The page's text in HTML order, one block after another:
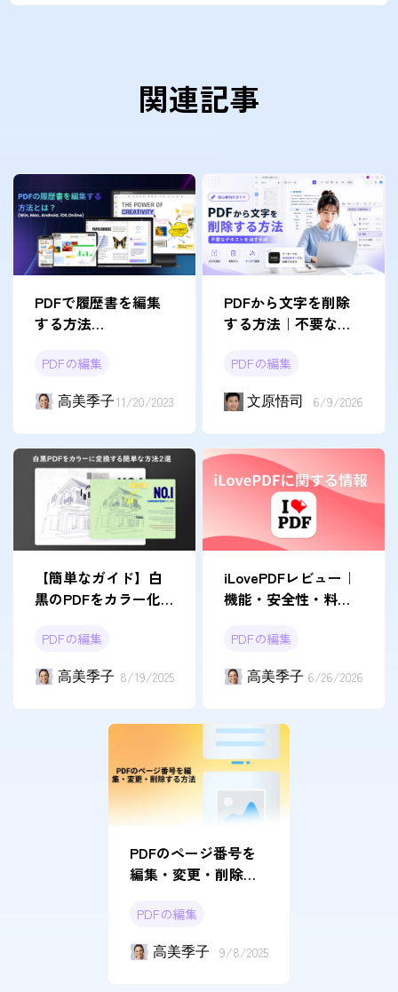
関連記事
PDFで履歴書を編集
する方法
Android、iOS、オン
PDFの編集
高美季子11/20/2023
PDFから文字を削除
する方法｜不要なテ
PDFの編集
文原悟司 6/9/2026
【簡単なガイド】白
黒のPDFをカラー化
PDFの編集
高美季子 8/19/2025
iLovePDFレビュー｜
機能・安全性・料
PDFの編集
高美季子 6/26/2026
PDFのページ番号を
編集・変更・削除す
PDFの編集
高美季子 9/8/2025